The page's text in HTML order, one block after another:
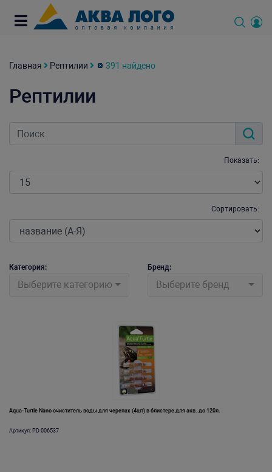
Главная Рептилии 391 найдено
Рептилии
Показать:
Сортировать:
Категория:
Выберите категорию
Бренд:
Выберите бренд
Aqua-Turtle Nano очиститель воды для черепах (4шт) в блистере для акв. до 120л.
Артикул: PD-006537